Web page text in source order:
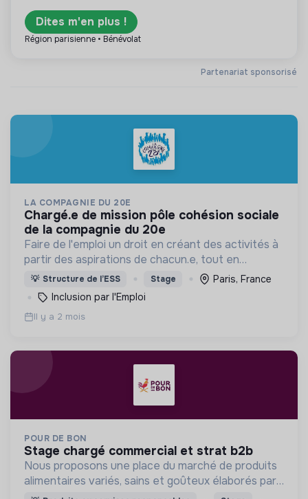
Partenariat sponsorisé
Dites m'en plus !
Région parisienne • Bénévolat
LA COMPAGNIE DU 20E
chargé.e de mission pôle cohésion sociale
de la compagnie du 20e
Faire de l'emploi un droit en créant des activités à
partir des aspirations de chacun.e, tout en
apportant des solutions innovantes aux besoins
d'un territoire.
💡 Structure de l’ESS Stage
Paris, France
Inclusion par l'Emploi
Il y a 2 mois
POUR DE BON
stage chargé commercial et strat b2b
Nous proposons une place du marché de produits
alimentaires variés, sains et goûteux élaborés par